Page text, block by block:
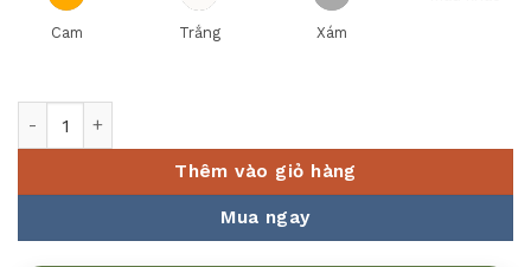
Cam Trắng Xám
Thêm vào giỏ hàng
Mua ngay